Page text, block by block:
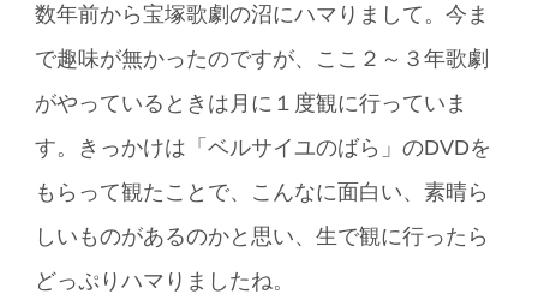
数年前から宝塚歌劇の沼にハマりまして。今ま
で趣味が無かったのですが、ここ２～３年歌劇
がやっているときは月に１度観に行っていま
す。きっかけは「ベルサイユのばら」のDVDを
もらって観たことで、こんなに面白い、素晴ら
しいものがあるのかと思い、生で観に行ったら
どっぷりハマりましたね。